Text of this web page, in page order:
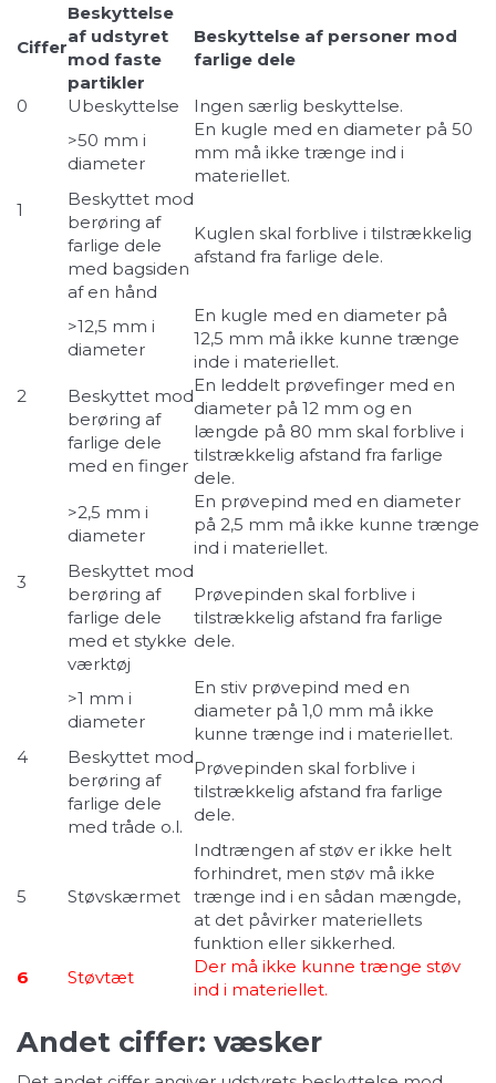
Ciffer
Beskyttelse
af udstyret
mod faste
partikler
Beskyttelse af personer mod
farlige dele
0 Ubeskyttelse Ingen særlig beskyttelse.
1
>50 mm i
diameter
En kugle med en diameter på 50
mm må ikke trænge ind i
materiellet.
Beskyttet mod
berøring af
farlige dele
med bagsiden
af en hånd
Kuglen skal forblive i tilstrækkelig
afstand fra farlige dele.
2
>12,5 mm i
diameter
En kugle med en diameter på
12,5 mm må ikke kunne trænge
inde i materiellet.
Beskyttet mod
berøring af
farlige dele
med en finger
En leddelt prøvefinger med en
diameter på 12 mm og en
længde på 80 mm skal forblive i
tilstrækkelig afstand fra farlige
dele.
3
>2,5 mm i
diameter
En prøvepind med en diameter
på 2,5 mm må ikke kunne trænge
ind i materiellet.
Beskyttet mod
berøring af
farlige dele
med et stykke
værktøj
Prøvepinden skal forblive i
tilstrækkelig afstand fra farlige
dele.
4
>1 mm i
diameter
En stiv prøvepind med en
diameter på 1,0 mm må ikke
kunne trænge ind i materiellet.
Beskyttet mod
berøring af
farlige dele
med tråde o.l.
Prøvepinden skal forblive i
tilstrækkelig afstand fra farlige
dele.
5 Støvskærmet
Indtrængen af støv er ikke helt
forhindret, men støv må ikke
trænge ind i en sådan mængde,
at det påvirker materiellets
funktion eller sikkerhed.
6
Støvtæt
Der må ikke kunne trænge støv
ind i materiellet.
Andet ciffer: væsker